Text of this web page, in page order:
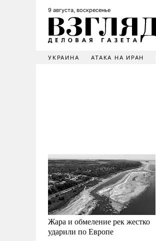
9 августа, воскресенье
УКРАИНА АТАКА НА ИРАН
Жара и обмеление рек жестко
ударили по Европе